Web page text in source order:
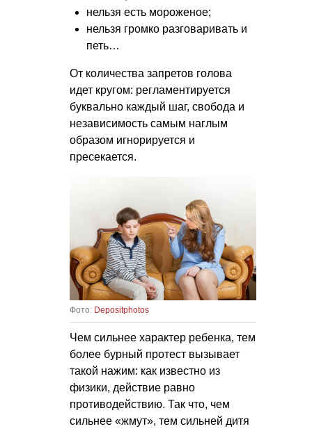
нельзя есть мороженое;
нельзя громко разговаривать и
петь…
От количества запретов голова
идет кругом: регламентируется
буквально каждый шаг, свобода и
независимость самым наглым
образом игнорируется и
пресекается.
Фото: Depositphotos
Чем сильнее характер ребенка, тем
более бурный протест вызывает
такой нажим: как известно из
физики, действие равно
противодействию. Так что, чем
сильнее «жмут», тем сильней дитя